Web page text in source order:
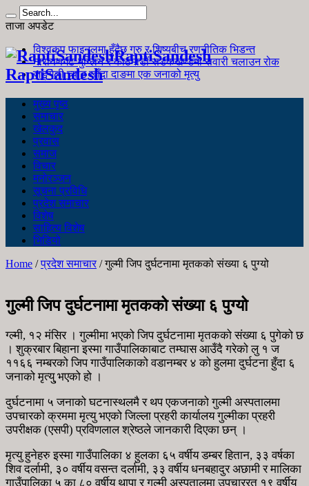
ताजा अपडेट
विश्वकप फाइनलमा हुँदैछ गुरु र शिष्यबीच रणनीतिक भिडन्त
नारायणगढ-मुग्लिन र काठमाडौं सडकखण्डमा सवारी चलाउन रोक
जङ्गली च्याउ खाँदा दाङमा एक जनाको मृत्यु
RaptiSandesh
RaptiSandesh
मुख्य पृष्ठ
समाचार
खेलकुद
प्रवास
समाज
विचार
मनोरञ्जन
सूचना प्रविधि
प्रदेश समाचार
विशेष
साहित्य विशेष
भिडियो
Home /प्रदेश समाचार /गुल्मी जिप दुर्घटनामा मृतकको संख्या ६ पुग्यो
गुल्मी जिप दुर्घटनामा मृतकको संख्या ६ पुग्यो
ग्ल्मी, १२ मंसिर । गुल्मीमा भएको जिप दुर्घटनामा मृतकको संख्या ६ पुगेको छ
। शुक्रबार बिहाना इस्मा गाउँपालिकाबाट तम्घास आउँदै गरेको लु १ ज
११६६ नम्बरको जिप गाउँपालिकाको वडानम्बर ४ को हुलमा दुर्घटना हुँदा ६
जनाको मृत्यु् भएको हो ।
दुर्घटनामा ५ जनाको घटनास्थलमै र थप एकजनाको गुल्मी अस्पतालमा
उपचारको क्रममा मृत्यु भएको जिल्ला प्रहरी कार्यालय गुल्मीका प्रहरी
उपरीक्षक (एसपी) प्रविणलाल श्रेष्ठले जानकारी दिएका छन् ।
मृत्यु हुनेहरु इस्मा गाउँपालिका ४ हुलका ६५ वर्षीय डम्बर हितान, ३३ वर्षका
शिव दर्लामी, ३० वर्षीय वसन्त दर्लामी, ३३ वर्षीय धनबहादुर अछामी र मालिका
गाउँपालिका ५ का ८० वर्षीय थापा र गुल्मी अस्पतालमा उपचाररत १९ वर्षीय